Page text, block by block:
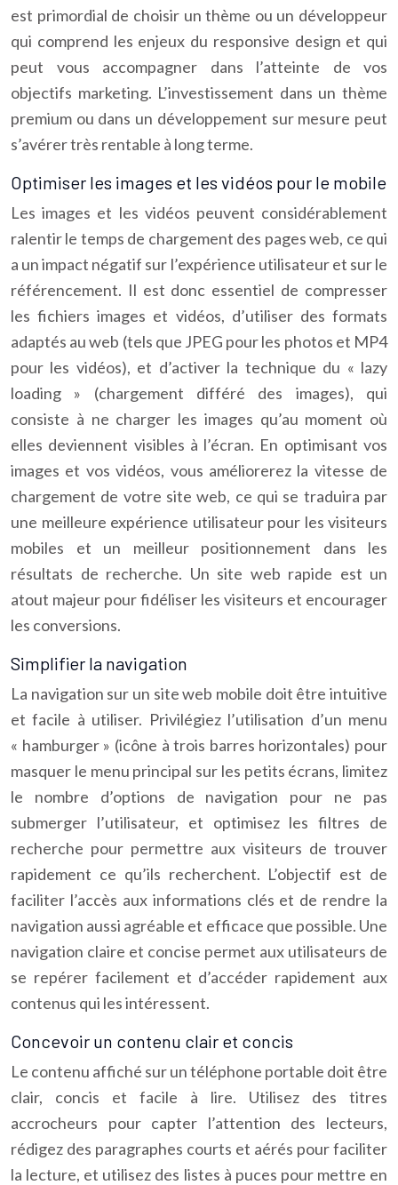
est primordial de choisir un thème ou un développeur
qui comprend les enjeux du responsive design et qui
peut vous accompagner dans l’atteinte de vos
objectifs marketing. L’investissement dans un thème
premium ou dans un développement sur mesure peut
s’avérer très rentable à long terme.
Optimiser les images et les vidéos pour le mobile
Les images et les vidéos peuvent considérablement
ralentir le temps de chargement des pages web, ce qui
a un impact négatif sur l’expérience utilisateur et sur le
référencement. Il est donc essentiel de compresser
les fichiers images et vidéos, d’utiliser des formats
adaptés au web (tels que JPEG pour les photos et MP4
pour les vidéos), et d’activer la technique du « lazy
loading » (chargement différé des images), qui
consiste à ne charger les images qu’au moment où
elles deviennent visibles à l’écran. En optimisant vos
images et vos vidéos, vous améliorerez la vitesse de
chargement de votre site web, ce qui se traduira par
une meilleure expérience utilisateur pour les visiteurs
mobiles et un meilleur positionnement dans les
résultats de recherche. Un site web rapide est un
atout majeur pour fidéliser les visiteurs et encourager
les conversions.
Simplifier la navigation
La navigation sur un site web mobile doit être intuitive
et facile à utiliser. Privilégiez l’utilisation d’un menu
« hamburger » (icône à trois barres horizontales) pour
masquer le menu principal sur les petits écrans, limitez
le nombre d’options de navigation pour ne pas
submerger l’utilisateur, et optimisez les filtres de
recherche pour permettre aux visiteurs de trouver
rapidement ce qu’ils recherchent. L’objectif est de
faciliter l’accès aux informations clés et de rendre la
navigation aussi agréable et efficace que possible. Une
navigation claire et concise permet aux utilisateurs de
se repérer facilement et d’accéder rapidement aux
contenus qui les intéressent.
Concevoir un contenu clair et concis
Le contenu affiché sur un téléphone portable doit être
clair, concis et facile à lire. Utilisez des titres
accrocheurs pour capter l’attention des lecteurs,
rédigez des paragraphes courts et aérés pour faciliter
la lecture, et utilisez des listes à puces pour mettre en